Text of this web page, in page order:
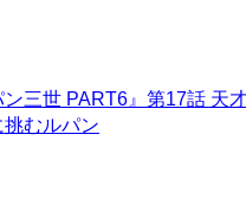
ン三世 PART6』第17話 天
挑むルパン